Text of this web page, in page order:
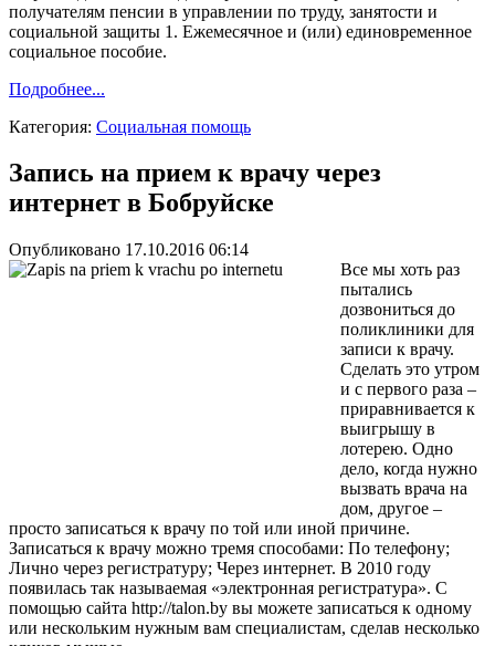
получателям пенсии в управлении по труду, занятости и
социальной защиты 1. Ежемесячное и (или) единовременное
социальное пособие.
Подробнее...
Категория: Социальная помощь
Запись на прием к врачу через
интернет в Бобруйске
Опубликовано 17.10.2016 06:14
Все мы хоть раз
пытались
дозвониться до
поликлиники для
записи к врачу.
Сделать это утром
и с первого раза –
приравнивается к
выигрышу в
лотерею. Одно
дело, когда нужно
вызвать врача на
дом, другое –
просто записаться к врачу по той или иной причине.
Записаться к врачу можно тремя способами: По телефону;
Лично через регистратуру; Через интернет. В 2010 году
появилась так называемая «электронная регистратура». С
помощью сайта http://talon.by вы можете записаться к одному
или нескольким нужным вам специалистам, сделав несколько